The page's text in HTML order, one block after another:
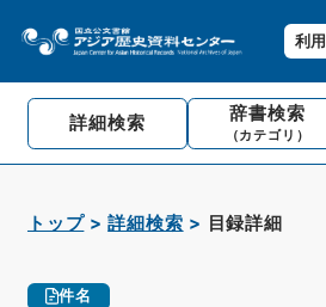
利
詳細検索 辞書検索
（カテゴリ）
トップ 詳細検索 目録詳細
件名